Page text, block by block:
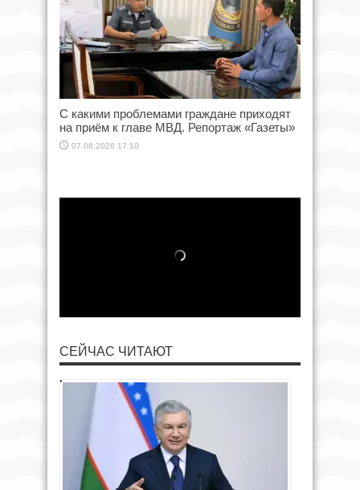
С какими проблемами граждане приходят
на приём к главе МВД. Репортаж «Газеты»
07.08.2026 17:10
СЕЙЧАС ЧИТАЮТ